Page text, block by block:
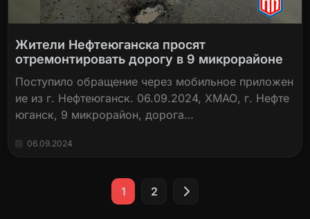
Жители Нефтеюганска просят
отремонтировать дорогу в 9 микрорайоне
Поступило обращение через мобильное приложен
ие из г. Нефтеюганск. 06.09.2024, ХМАО, г. Нефте
юганск, 9 микрорайон, дорога…
06.09.2024
1 2